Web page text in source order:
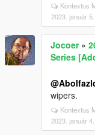
Kontextus
2023. január 5.
Jocoer»
Series
wipers.
Kontextus
2023. január 4.